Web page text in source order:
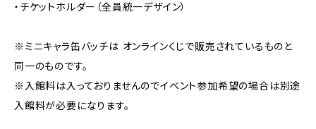
・チケットホルダー（全員統一デザイン）
※ミニキャラ缶バッチは オンラインくじで販売されているものと
同一のものです。
※入館料は入っておりませんのでイベント参加希望の場合は別途
入館料が必要になります。